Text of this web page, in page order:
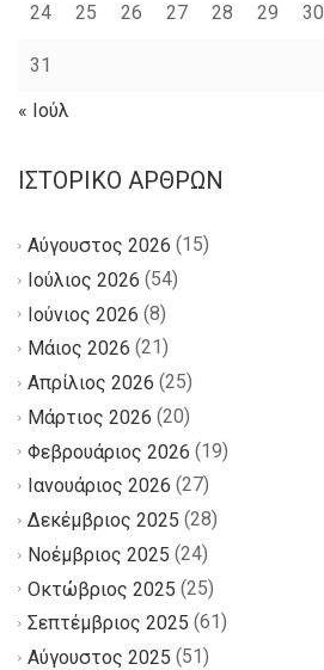
24 25 26 27 28 29 30
31
« Ιούλ
ΙΣΤΟΡΙΚΌ ΆΡΘΡΩΝ
Αύγουστος 2026 (15)
Ιούλιος 2026 (54)
Ιούνιος 2026 (8)
Μάιος 2026 (21)
Απρίλιος 2026 (25)
Μάρτιος 2026 (20)
Φεβρουάριος 2026 (19)
Ιανουάριος 2026 (27)
Δεκέμβριος 2025 (28)
Νοέμβριος 2025 (24)
Οκτώβριος 2025 (25)
Σεπτέμβριος 2025 (61)
Αύγουστος 2025 (51)